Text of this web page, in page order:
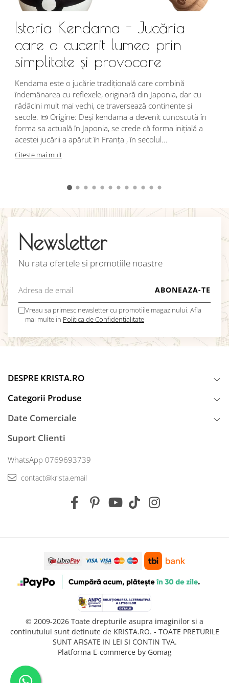
Istoria Kendama - Jucăria
care a cucerit lumea prin
simplitate și provocare
Kendama este o jucărie tradițională care combină
îndemânarea cu reflexele, originară din Japonia, dar cu
rădăcini mult mai vechi, ce traversează continente și
secole. 📜 Origine: Deși kendama a devenit cunoscută în
forma sa actuală în Japonia, se crede că forma inițială a
acestei jucării a apărut în Franța , în secolul...
Citeste mai mult
Newsletter
Nu rata ofertele si promotiile noastre
Vreau sa primesc newsletter cu promotiile magazinului. Afla
mai multe in Politica de Confidentialitate
DESPRE KRISTA.RO
Categorii Produse
Date Comerciale
Suport Clienti
WhatsApp 0769693739
contact@krista.email
© 2009-2026 Toate drepturile asupra imaginilor si a
continutului sunt detinute de KRISTA.RO. - TOATE PRETURILE
SUNT AFISATE IN LEI SI CONTIN TVA.
Platforma E-commerce by Gomag